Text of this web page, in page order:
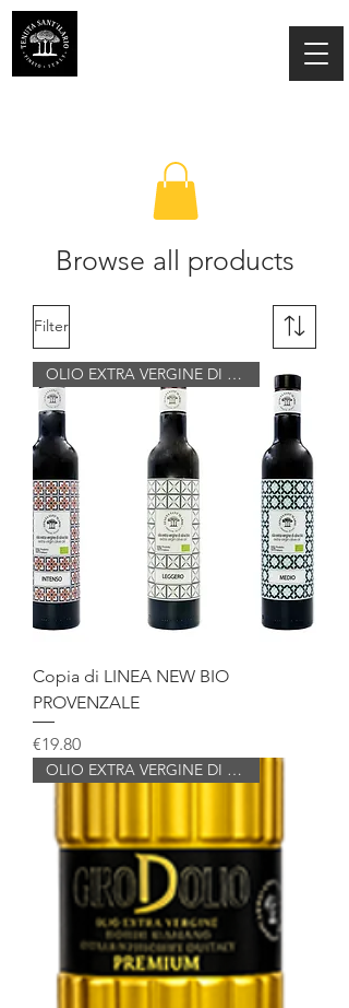
Browse all products
Filter
OLIO EXTRA VERGINE DI OLIVA BI
Copia di LINEA NEW BIO
PROVENZALE
Price
€19.80
OLIO EXTRA VERGINE DI OLIVA